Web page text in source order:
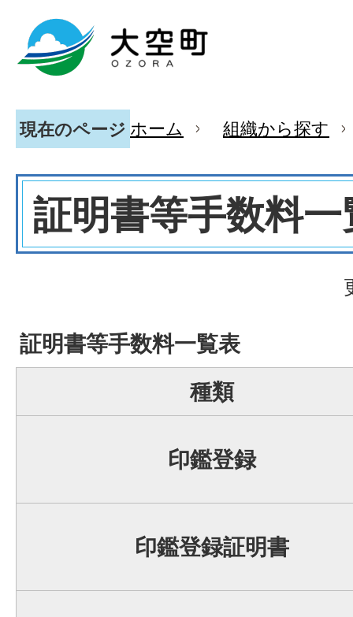
現在のページ ホーム 組織から探す
証明書等手数料一
証明書等手数料一覧表
種類
印鑑登録
印鑑登録証明書